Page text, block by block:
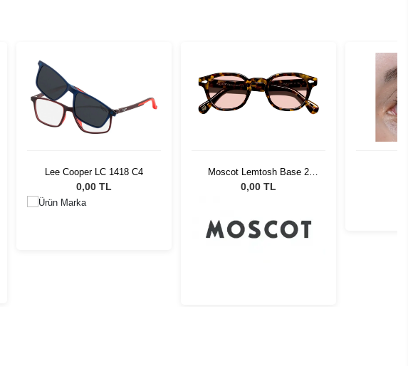
Lee Cooper LC 1418 C4
0,00 TL
Moscot Lemtosh Base 2
Sun 49 Tortoise Ny Rose
0,00 TL